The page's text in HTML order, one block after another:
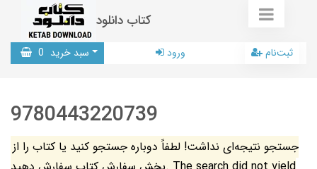
کتاب دانلود
سبد خرید 0 ورود ثبت‌نام
9780443220739
جستجو نتیجه‌ای نداشت! لطفاً دوباره جستجو کنید یا کتاب را از